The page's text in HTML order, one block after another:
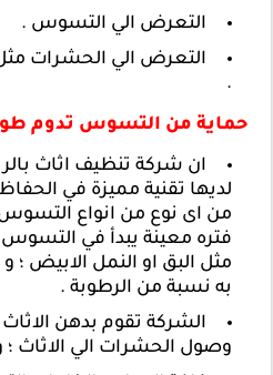
التعرض الي التسوس .
التعرض الي الحشرات
.
حماية من التسوس تدوم
ان شركة تنظيف اثاث
لديها تقنية مميزة في
من اى نوع من انواع التسوس
فتره معينة يبدأ في
مثل البق او النمل الابيض ؛
به نسبة من الرطوبة .
الشركة تقوم بدهن
وصول الحشرات الي الاثاث